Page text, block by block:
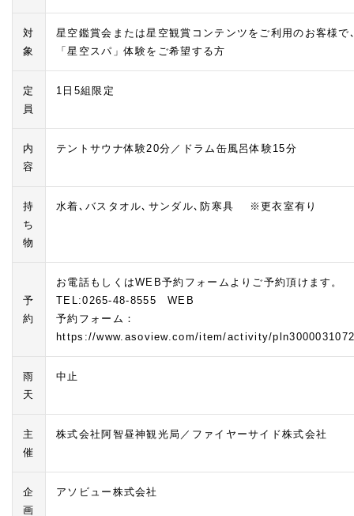
対
象
星空鑑賞会または星空観賞コンテンツをご利用のお客様で
「星空スパ」体験をご希望する方
定
員
1日5組限定
内
容
テントサウナ体験20分／ドラム缶風呂体験15分
持
ち
物
水着､バスタオル､サンダル､防寒具 ※更衣室有り
予
約
お電話もしくはWEB予約フォームよりご予約頂けます。
TEL:0265-48-8555 WEB
予約フォーム：
https://www.asoview.com/item/activity/
雨
天
中止
主
催
株式会社阿智昼神観光局／ファイヤーサイド株式会社
企
画
アソビュー株式会社